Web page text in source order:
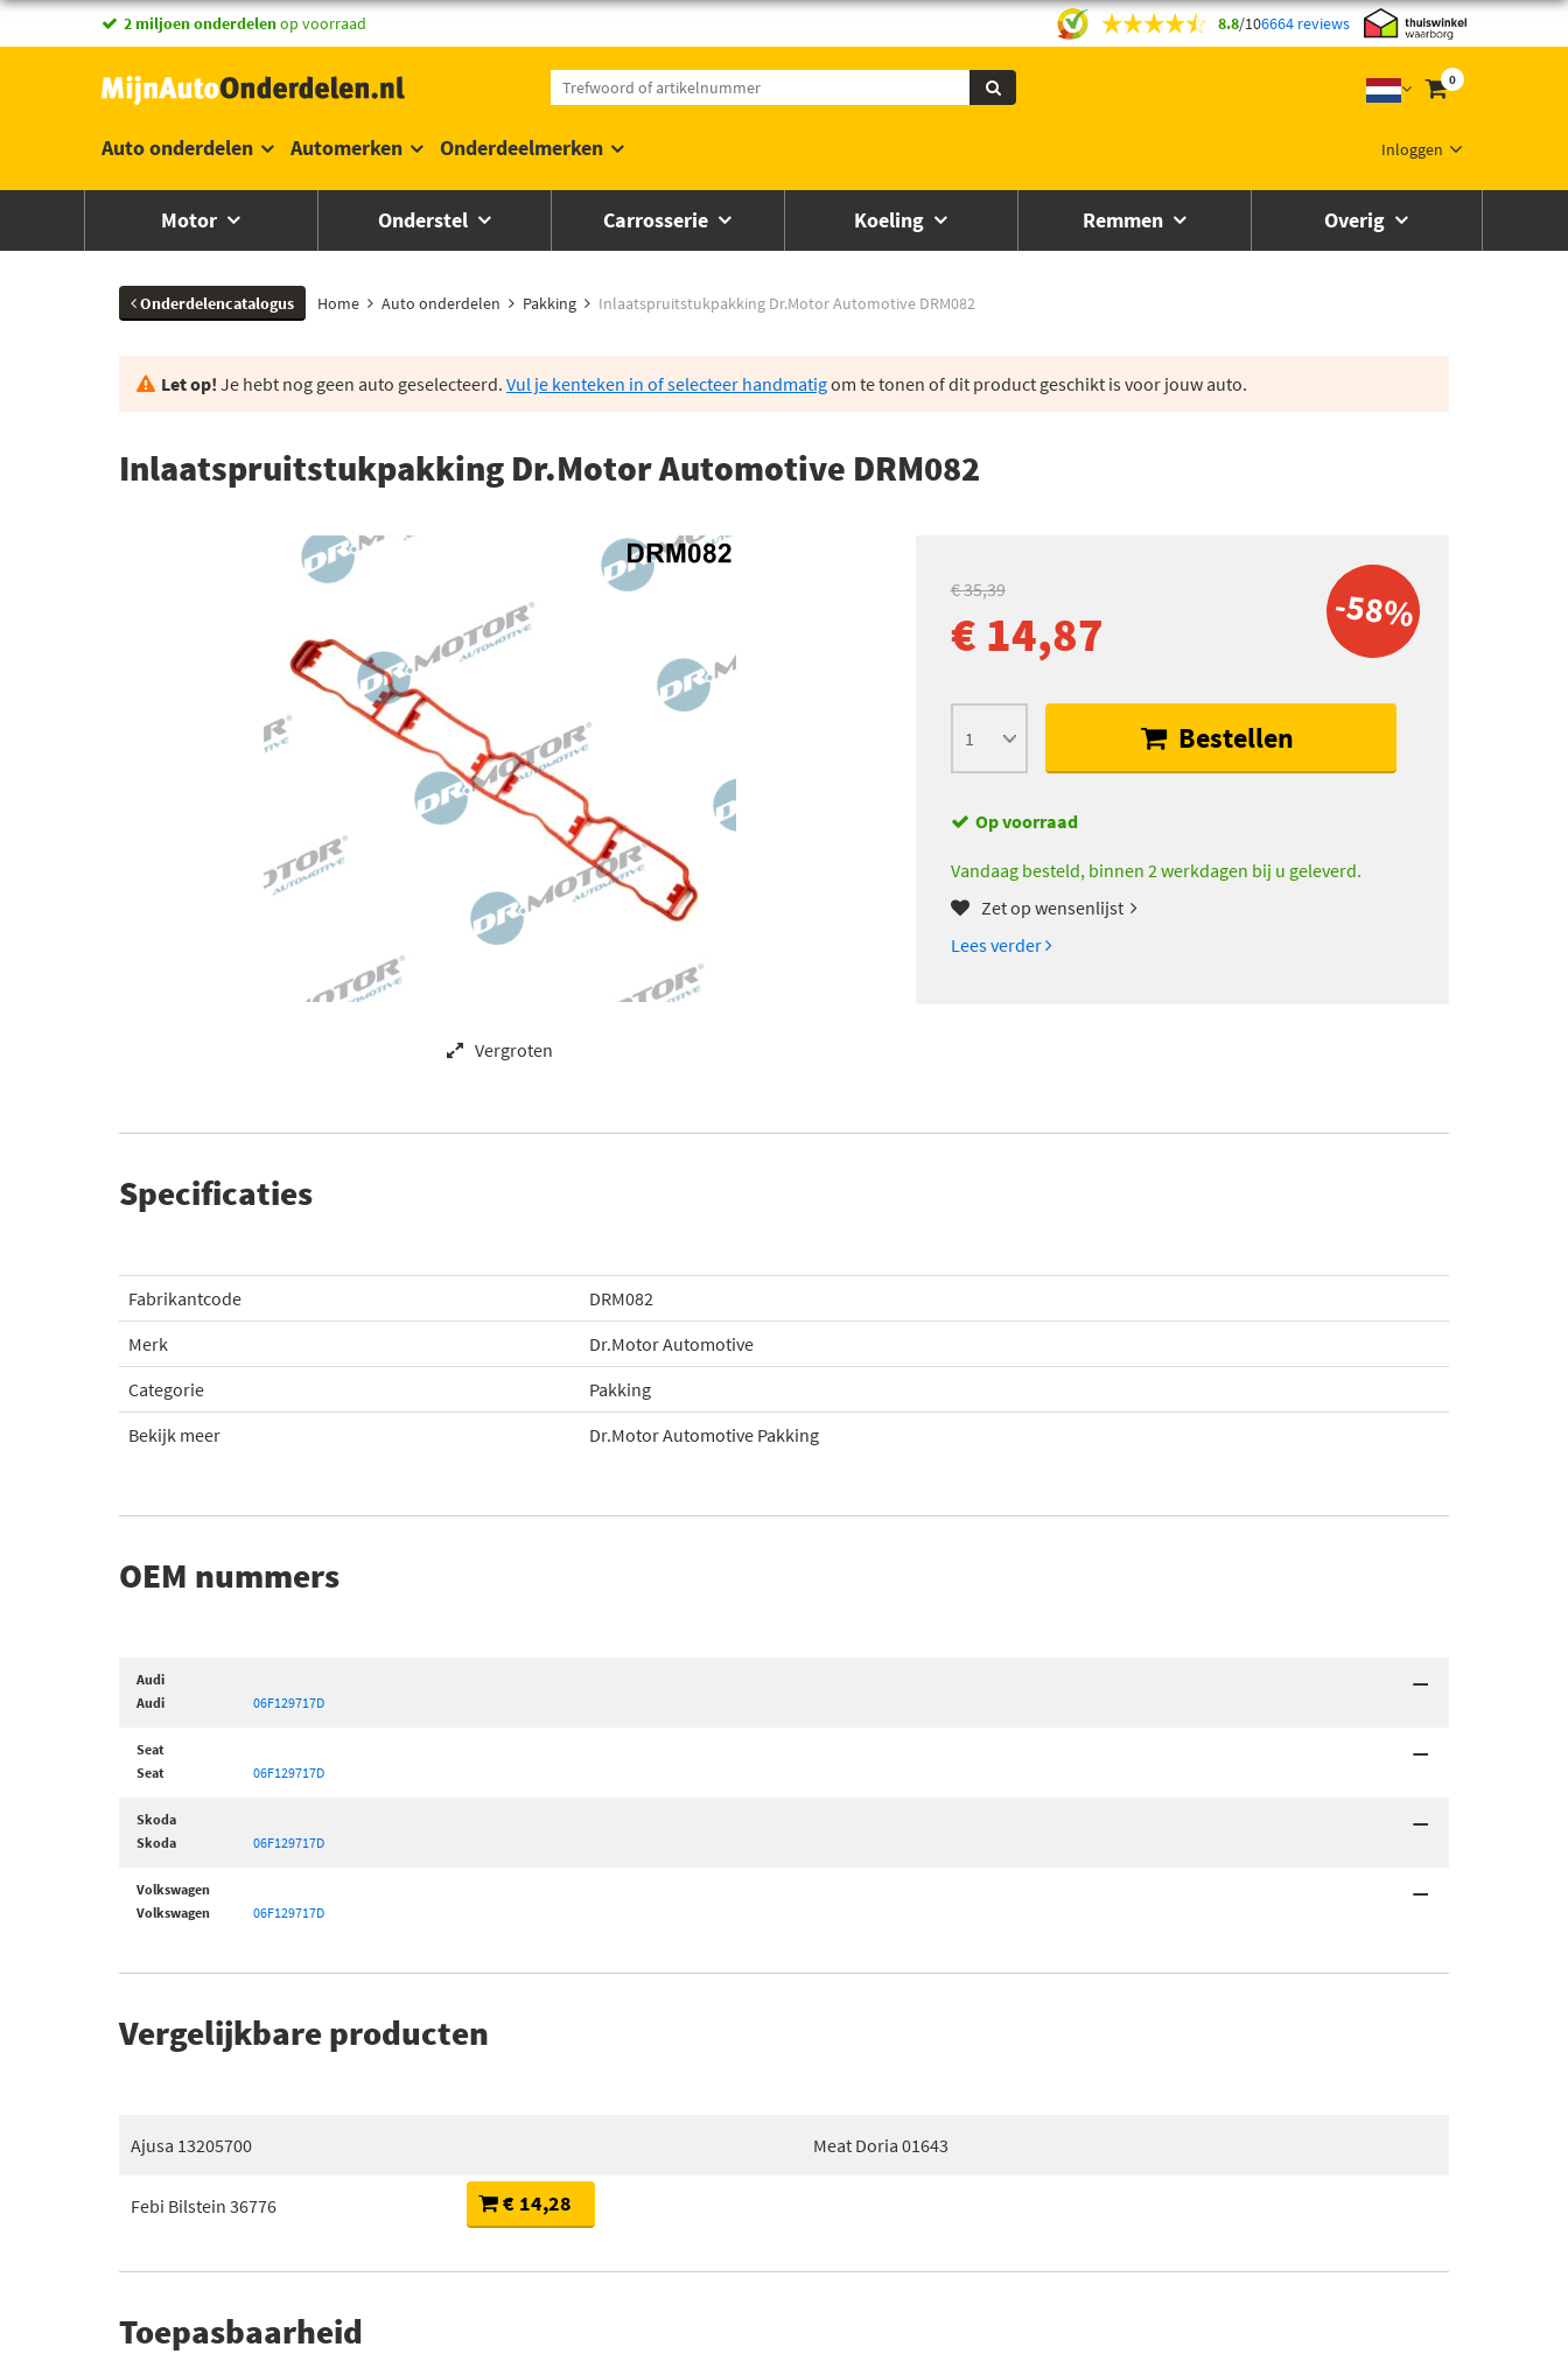
vandaag besteld,morgen in huis *
2 miljoen onderdelenop voorraad 8.8/106664 reviews
0
Inloggen
Auto onderdelen Automerken Onderdeelmerken
Motor Onderstel Carrosserie Koeling Remmen Overig
Onderdelencatalogus Home Auto onderdelen Pakking Inlaatspruitstukpakking Dr.Motor Automotive DRM082
Let op! Je hebt nog geen auto geselecteerd. Vul je kenteken in of selecteer handmatigom te tonen of dit product geschikt is voor jouw auto.
Inlaatspruitstukpakking Dr.Motor Automotive DRM082
Vergroten
-58%
€ 35,39
€ 14,87
Bestellen
Op voorraad
Vandaag besteld, binnen 2 werkdagen bij u geleverd.
Zet op wensenlijst
Lees verder
Specificaties
Fabrikantcode
DRM082
Merk
Dr.Motor Automotive
Categorie
Pakking
Bekijk meer
Dr.Motor Automotive Pakking
OEM nummers
Audi
Audi
06F129717D
Seat
Seat
06F129717D
Skoda
Skoda
06F129717D
Volkswagen
Volkswagen
06F129717D
Vergelijkbare producten
Ajusa 13205700
Febi Bilstein 36776 € 14,28
Meat Doria 01643
Toepasbaarheid